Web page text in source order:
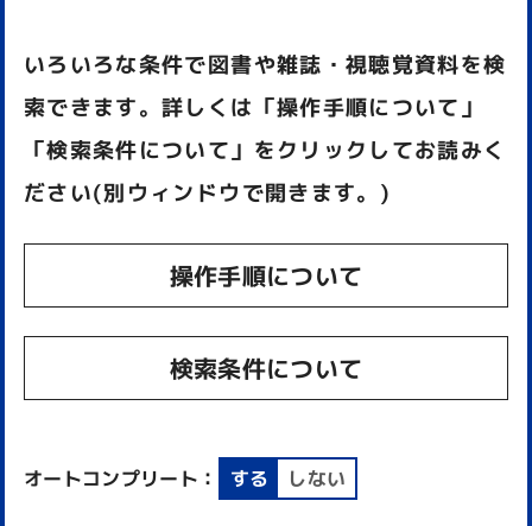
いろいろな条件で図書や雑誌・視聴覚資料を検
索できます。詳しくは「操作手順について」
「検索条件について」をクリックしてお読みく
ださい(別ウィンドウで開きます。)
操作手順について
検索条件について
オートコンプリート： する しない